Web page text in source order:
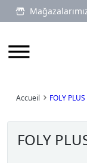
Accueil FOLY
FOLY